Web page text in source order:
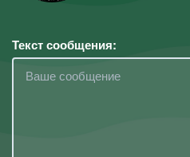
Текст сообщения: